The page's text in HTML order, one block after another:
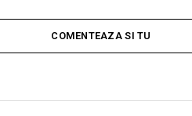
COMENTEAZA SI TU